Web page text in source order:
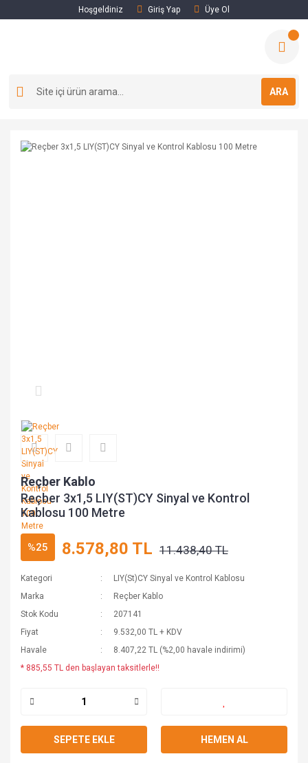
Hoşgeldiniz Giriş Yap Üye Ol
ARA
Reçber Kablo
Reçber 3x1,5 LIY(ST)CY Sinyal ve Kontrol
Kablosu 100 Metre
%25 8.578,80 TL 11.438,40 TL
Kategori
LIY(St)CY Sinyal ve Kontrol Kablosu
Marka
Reçber Kablo
Stok Kodu
207141
Fiyat
9.532,00 TL + KDV
Havale
8.407,22 TL (%2,00 havale indirimi)
* 885,55 TL den başlayan taksitlerle!!
SEPETE EKLE HEMEN AL